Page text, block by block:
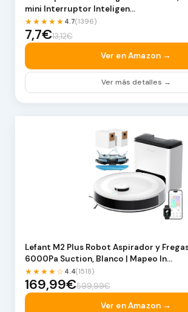
mini Interruptor Inteligen…
★★★★★ 4.7(1396)
7,7€13,12€
Ver en Amazon →
Ver más detalles →
Lefant M2 Plus Robot Aspirador y
6000Pa Suction, Blanco | Mapeo In…
★★★★☆ 4.4(1518)
169,99€599,99€
Ver en Amazon →